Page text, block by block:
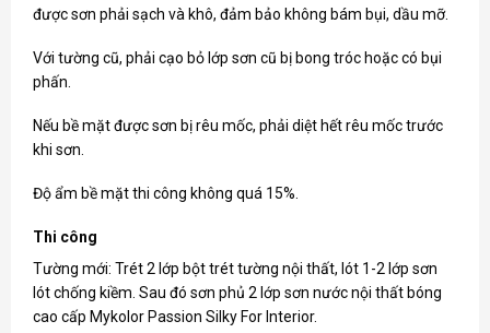
được sơn phải sạch và khô, đảm bảo không bám bụi, dầu mỡ.
Với tường cũ, phải cạo bỏ lớp sơn cũ bị bong tróc hoặc có bụi
phấn.
Nếu bề mặt được sơn bị rêu mốc, phải diệt hết rêu mốc trước
khi sơn.
Độ ẩm bề mặt thi công không quá 15%.
Thi công
Tường mới: Trét 2 lớp bột trét tường nội thất, lót 1-2 lớp sơn
lót chống kiềm. Sau đó sơn phủ 2 lớp sơn nước nội thất bóng
cao cấp Mykolor Passion Silky For Interior.